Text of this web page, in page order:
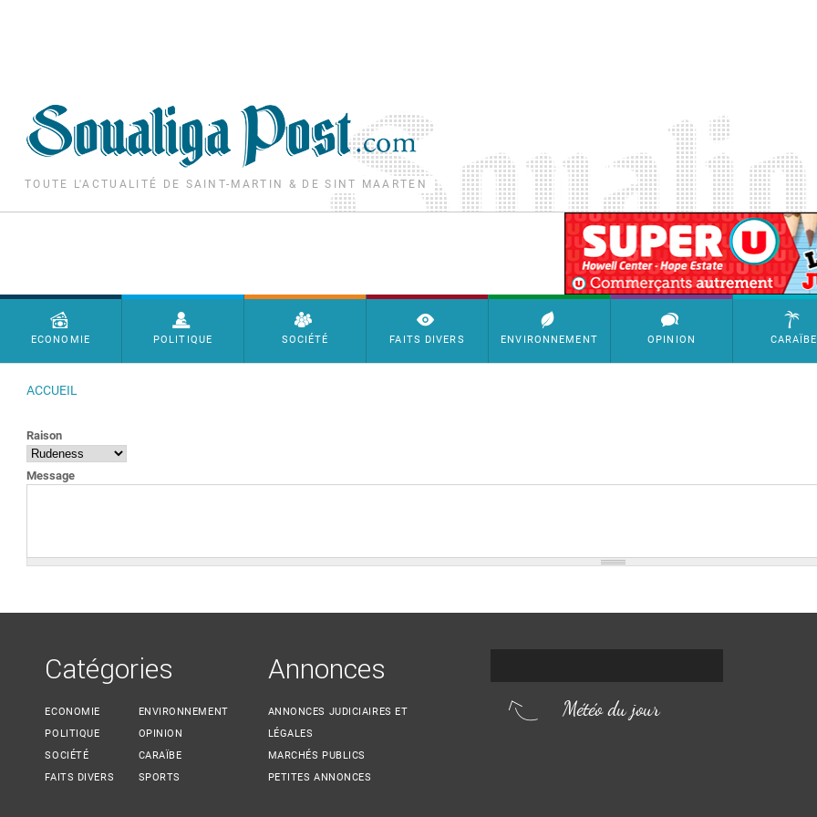
TOUTE L'ACTUALITÉ DE SAINT-MARTIN & DE SINT MAARTEN
SimpleAds Block Bannière
Menu principal
ECONOMIE POLITIQUE SOCIÉTÉ FAITS DIVERS ENVIRONNEMENT OPINION CARAÏBE
ACCUEIL
Raison
Message
Catégories
ECONOMIE
POLITIQUE
SOCIÉTÉ
FAITS DIVERS
ENVIRONNEMENT
OPINION
CARAÏBE
SPORTS
Annonces
ANNONCES JUDICIAIRES ET
LÉGALES
MARCHÉS PUBLICS
PETITES ANNONCES
Météo du jour